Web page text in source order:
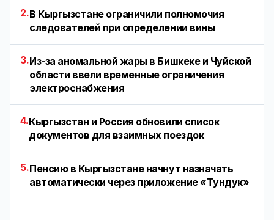
2.В Кыргызстане ограничили полномочия
следователей при определении вины
3.Из-за аномальной жары в Бишкеке и Чуйской
области ввели временные ограничения
электроснабжения
4.Кыргызстан и Россия обновили список
документов для взаимных поездок
5.Пенсию в Кыргызстане начнут назначать
автоматически через приложение «Тундук»